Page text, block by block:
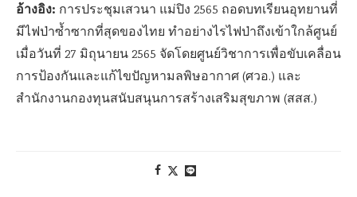
อ้างอิง: การประชุมเสวนา แม่ปิง 2565 ถอดบทเรียนอุทยานที่
มีไฟป่าซ้ำซากที่สุดของไทย ทำอย่างไรไฟป่าถึงเข้าใกล้ศูนย์
เมื่อวันที่ 27 มิถุนายน 2565 จัดโดยศูนย์วิชาการเพื่อขับเคลื่อน
การป้องกันและแก้ไขปัญหามลพิษอากาศ (ศวอ.) และ
สำนักงานกองทุนสนับสนุนการสร้างเสริมสุขภาพ (สสส.)